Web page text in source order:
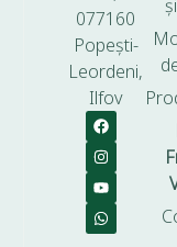
077160
Popești-
Leordeni,
Ilfov